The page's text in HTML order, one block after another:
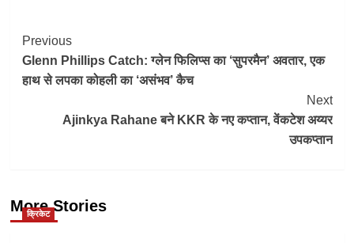
Post
Navigation
Previous
Glenn Phillips Catch: ग्लेन फिलिप्स का ‘सुपरमैन’ अवतार, एक
हाथ से लपका कोहली का ‘असंभव’ कैच
Next
Ajinkya Rahane बने KKR के नए कप्तान, वेंकटेश अय्यर
उपकप्तान
More Stories
क्रिकेट